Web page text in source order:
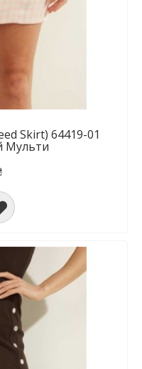
Skirt) 64419-01
Мульти